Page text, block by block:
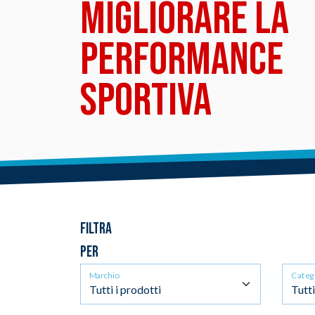
MIGLIORARE LA
PERFORMANCE
SPORTIVA
FILTRA
PER
Marchio